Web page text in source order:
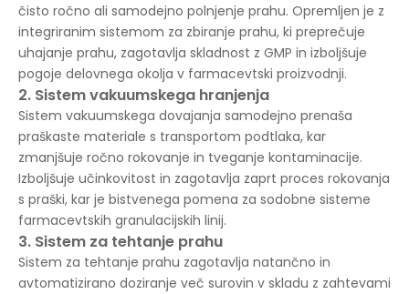
čisto ročno ali samodejno polnjenje prahu. Opremljen je z
integriranim sistemom za zbiranje prahu, ki preprečuje
uhajanje prahu, zagotavlja skladnost z GMP in izboljšuje
pogoje delovnega okolja v farmacevtski proizvodnji.
2. Sistem vakuumskega hranjenja
Sistem vakuumskega dovajanja samodejno prenaša
praškaste materiale s transportom podtlaka, kar
zmanjšuje ročno rokovanje in tveganje kontaminacije.
Izboljšuje učinkovitost in zagotavlja zaprt proces rokovanja
s praški, kar je bistvenega pomena za sodobne sisteme
farmacevtskih granulacijskih linij.
3. Sistem za tehtanje prahu
Sistem za tehtanje prahu zagotavlja natančno in
avtomatizirano doziranje več surovin v skladu z zahtevami